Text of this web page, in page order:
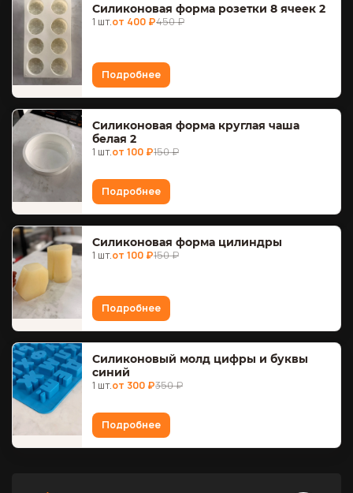
Силиконовая форма розетки 8 ячеек 2
1 шт.от 400 ₽450 ₽
Подробнее
Силиконовая форма круглая чаша
белая 2
1 шт.от 100 ₽150 ₽
Подробнее
Силиконовая форма цилиндры
1 шт.от 100 ₽150 ₽
Подробнее
Силиконовый молд цифры и буквы
синий
1 шт.от 300 ₽350 ₽
Подробнее